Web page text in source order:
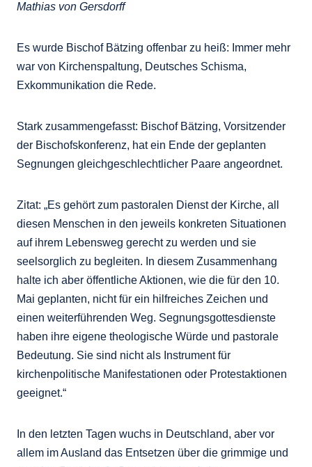
Mathias von Gersdorff
Es wurde Bischof Bätzing offenbar zu heiß: Immer mehr
war von Kirchenspaltung, Deutsches Schisma,
Exkommunikation die Rede.
Stark zusammengefasst: Bischof Bätzing, Vorsitzender
der Bischofskonferenz, hat ein Ende der geplanten
Segnungen gleichgeschlechtlicher Paare angeordnet.
Zitat: „Es gehört zum pastoralen Dienst der Kirche, all
diesen Menschen in den jeweils konkreten Situationen
auf ihrem Lebensweg gerecht zu werden und sie
seelsorglich zu begleiten. In diesem Zusammenhang
halte ich aber öffentliche Aktionen, wie die für den 10.
Mai geplanten, nicht für ein hilfreiches Zeichen und
einen weiterführenden Weg. Segnungsgottesdienste
haben ihre eigene theologische Würde und pastorale
Bedeutung. Sie sind nicht als Instrument für
kirchenpolitische Manifestationen oder Protestaktionen
geeignet.“
In den letzten Tagen wuchs in Deutschland, aber vor
allem im Ausland das Entsetzen über die grimmige und